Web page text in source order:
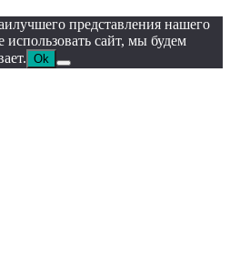
представления нашего
сайт, мы будем
Ok